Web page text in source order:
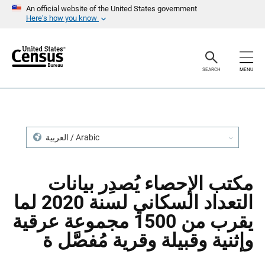
An official website of the United States government
Here’s how you know
r
SEARCH MENU
العربية / Arabic
مكتب الإحصاء يُصدِر بيانات
التعداد السكاني لسنة 2020 لما
يقرب من 1500 مجموعة عرقية
وإثنية وقبيلة وقرية مُفصَّل ة
a